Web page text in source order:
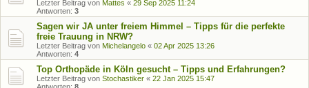
Letzter Beitrag von Mattes « 29 Sep 2025 11:24
Antworten: 3
Sagen wir JA unter freiem Himmel – Tipps für die perfekte
freie Trauung in NRW?
Letzter Beitrag von Michelangelo « 02 Apr 2025 13:26
Antworten: 4
Top Orthopäde in Köln gesucht – Tipps und Erfahrungen?
Letzter Beitrag von Stochastiker « 22 Jan 2025 15:47